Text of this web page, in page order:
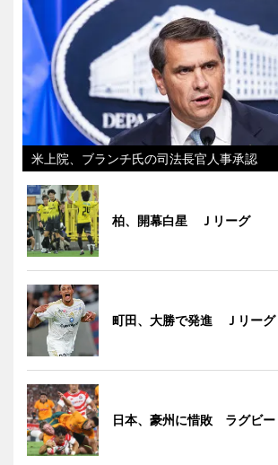
米上院、ブランチ氏の司法長官人事承認
柏、開幕白星 Ｊリーグ
町田、大勝で発進 Ｊリーグ
日本、豪州に惜敗 ラグビー